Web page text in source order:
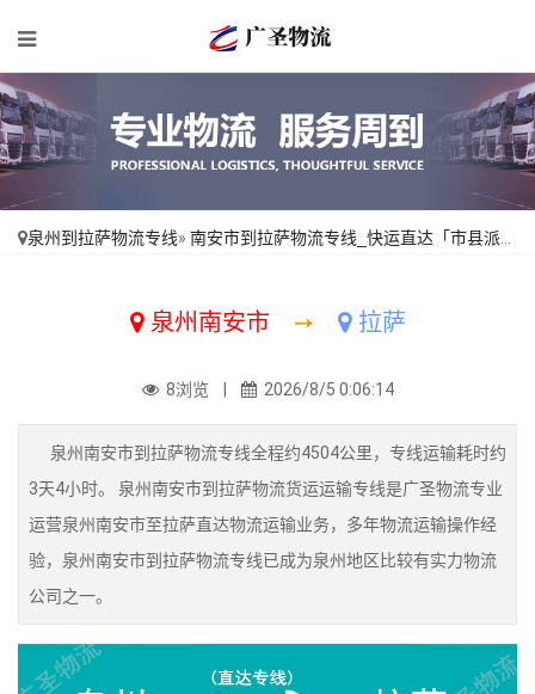
泉州到拉萨物流专线» 南安市到拉萨物流专线_快运直达「市县派送」
泉州南安市 ➙ 拉萨
8浏览 | 2026/8/5 0:06:14
泉州南安市到拉萨物流专线全程约4504公里，专线运输耗时约
3天4小时。 泉州南安市到拉萨物流货运运输专线是广圣物流专业
运营泉州南安市至拉萨直达物流运输业务，多年物流运输操作经
验，泉州南安市到拉萨物流专线已成为泉州地区比较有实力物流
公司之一。